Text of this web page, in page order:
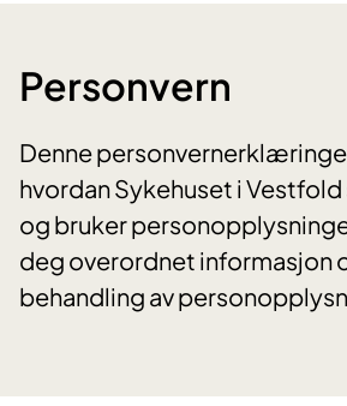
Personvern
Denne
hvordan Sykehuset i Vestfold
og bruker
deg overordnet informasjon
behandling av